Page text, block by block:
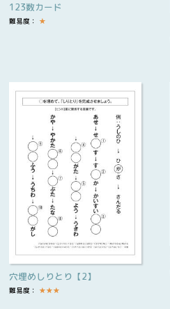
123数カード
難易度： ★
穴埋めしりとり【2】
難易度： ★★★